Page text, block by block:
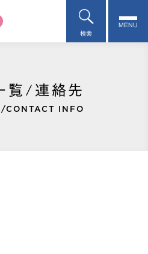
検索
MENU
覧/連絡先
CONTACT INFO